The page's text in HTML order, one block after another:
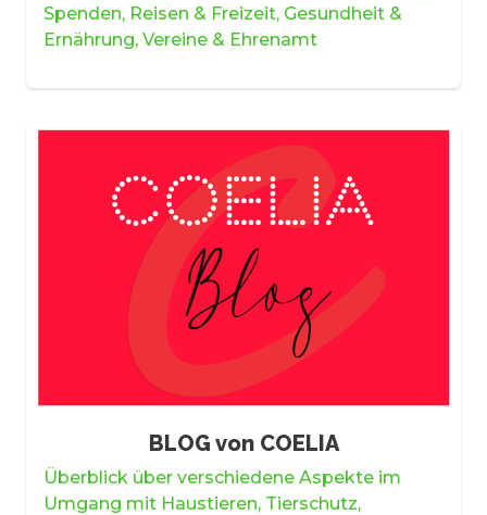
Spenden, Reisen & Freizeit, Gesundheit &
Ernährung, Vereine & Ehrenamt
BLOG von COELIA
Überblick über verschiedene Aspekte im
Umgang mit Haustieren, Tierschutz,